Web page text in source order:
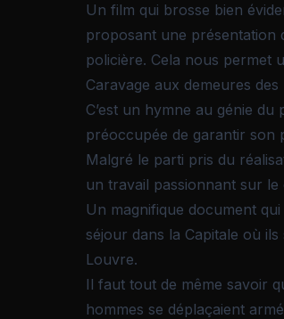
Un film qui brosse bien
proposant une présentation
policière. Cela nous permet
Caravage aux demeures
C’est un hymne au génie
préoccupée de garantir
Malgré le parti pris du
un travail passionnant sur
Un magnifique document
séjour dans la Capitale où
Louvre.
Il faut tout de même savoir
hommes se déplaçaient